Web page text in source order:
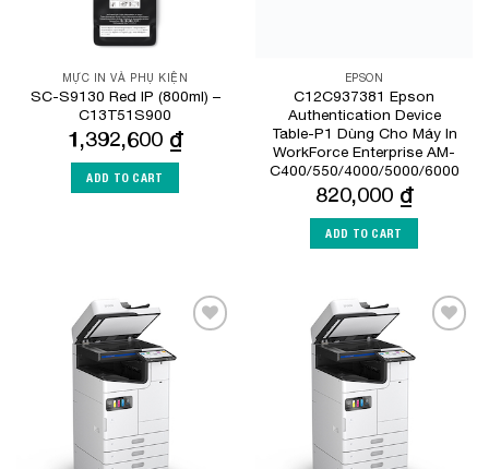
MỰC IN VÀ PHỤ KIỆN
SC-S9130 Red IP (800ml) –
C13T51S900
1,392,600 ₫
ADD TO CART
EPSON
C12C937381 Epson
Authentication Device
Table-P1 Dùng Cho Máy In
WorkForce Enterprise​ AM-
C400/550/4000/5000/6000
820,000 ₫
ADD TO CART
Wishlist
Wishlist